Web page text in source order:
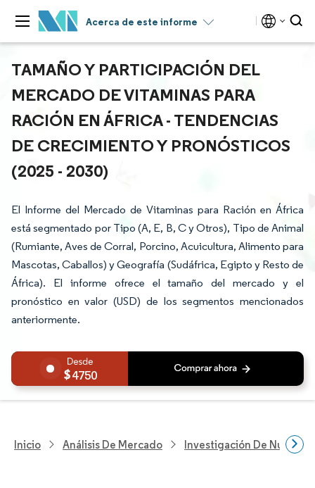
Acerca de este informe
TAMAÑO Y PARTICIPACIÓN DEL
MERCADO DE VITAMINAS PARA
RACIÓN EN ÁFRICA - TENDENCIAS
DE CRECIMIENTO Y PRONÓSTICOS
(2025 - 2030)
El Informe del Mercado de Vitaminas para Ración en África
está segmentado por Tipo (A, E, B, C y Otros), Tipo de Animal
(Rumiante, Aves de Corral, Porcino, Acuicultura, Alimento para
Mascotas, Caballos) y Geografía (Sudáfrica, Egipto y Resto de
África). El informe ofrece el tamaño del mercado y el
pronóstico en valor (USD) de los segmentos mencionados
anteriormente.
4750
Inicio Análisis De Mercado Investigación De